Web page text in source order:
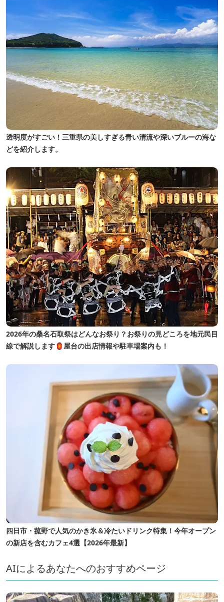
透明度がすごい！三重県の美しすぎる青い清流や深いブルーの海な
どを紹介します。
2026年の桑名石取祭はどんなお祭り？お祭りの見どころを地元民目
線で解説します🏮屋台の出店情報や駐車場案内も！
四日市・菰野で人気のかき氷＆冷たいドリンク特集！今年オープン
の新店を含むカフェ4選【2026年最新】
AIによるあなたへのおすすめページ